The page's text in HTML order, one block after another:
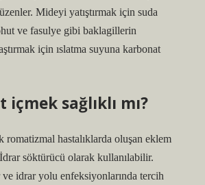
Mideyi yatıştırmak için suda
ve fasulye gibi baklagillerin
için ıslatma suyuna karbonat
içmek sağlıklı mı?
romatizmal hastalıklarda oluşan eklem
söktürücü olarak kullanılabilir.
idrar yolu enfeksiyonlarında tercih